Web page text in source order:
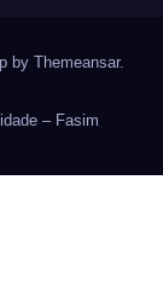
by Themeansar.
– Fasim